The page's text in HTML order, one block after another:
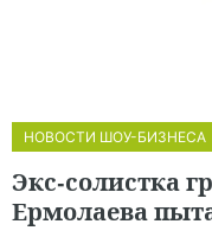
НОВОСТИ ШОУ-БИЗНЕСА
Экс-солистка
Ермолаева